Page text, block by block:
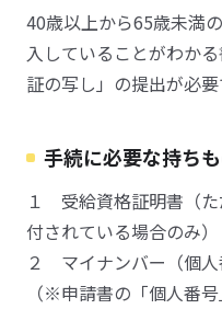
40歳以上から65歳未満
入していることがわか
証の写し」の提出が必要
手続に必要な持ち
１ 受給資格証明書（
付されている場合のみ）
２ マイナンバー（個
（※申請書の「個人番